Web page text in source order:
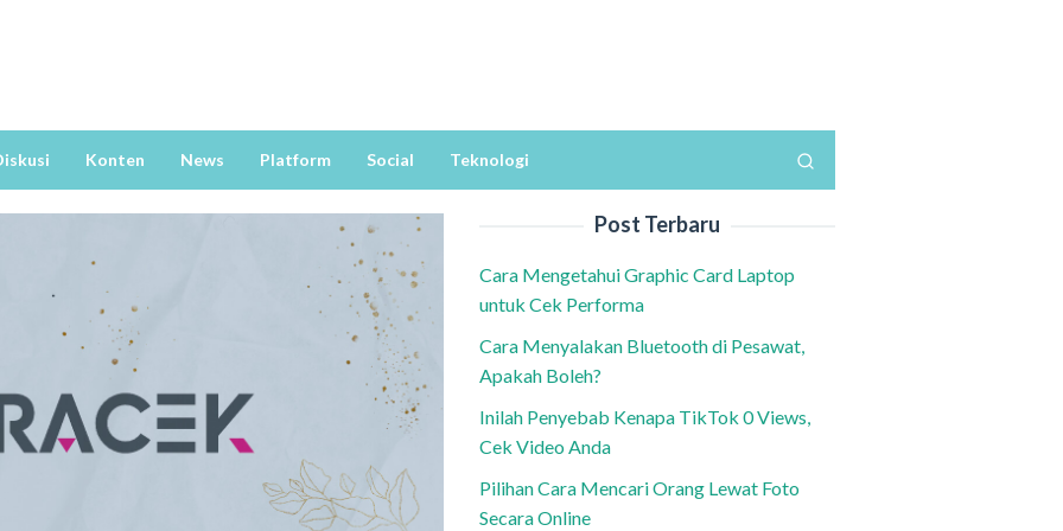
Konten News Platform Social Teknologi
Post Terbaru
Cara Mengetahui Graphic Card Laptop
untuk Cek Performa
Cara Menyalakan Bluetooth di Pesawat,
Apakah Boleh?
Inilah Penyebab Kenapa TikTok 0 Views,
Cek Video Anda
Pilihan Cara Mencari Orang Lewat Foto
Secara Online